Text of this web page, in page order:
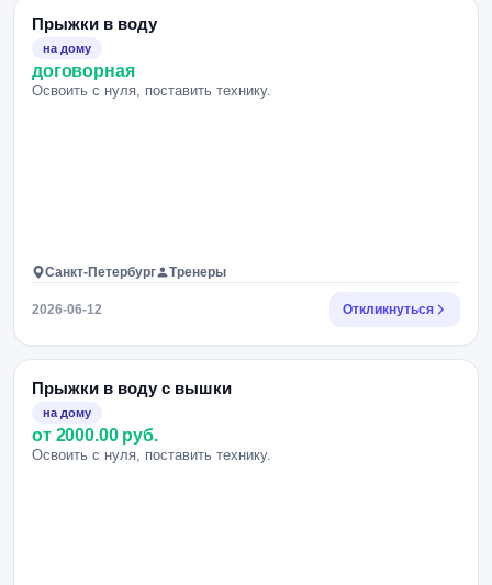
Прыжки в воду
на дому
договорная
Освоить с нуля, поставить технику.
Санкт-Петербург Тренеры
2026-06-12 Откликнуться
Прыжки в воду с вышки
на дому
от 2000.00 руб.
Освоить с нуля, поставить технику.